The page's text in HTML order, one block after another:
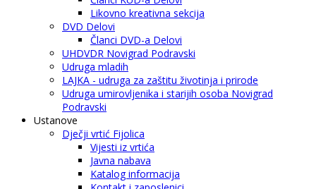
Likovno kreativna sekcija
DVD Delovi
Članci DVD-a Delovi
UHDVDR Novigrad Podravski
Udruga mladih
LAJKA - udruga za zaštitu životinja i prirode
Udruga umirovljenika i starijih osoba Novigrad
Podravski
Ustanove
Dječji vrtić Fijolica
Vijesti iz vrtića
Javna nabava
Katalog informacija